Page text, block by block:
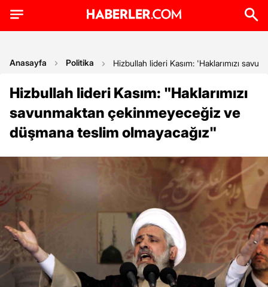
Anasayfa Politika Hizbullah lideri Kasım: 'Haklarımızı
Hizbullah lideri Kasım: "Haklarımızı
savunmaktan çekinmeyeceğiz ve
düşmana teslim olmayacağız"